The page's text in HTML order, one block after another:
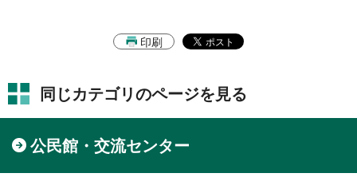
印刷
同じカテゴリのページを見る
公民館・交流センター